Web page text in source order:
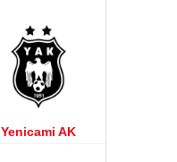
Yenicami AK